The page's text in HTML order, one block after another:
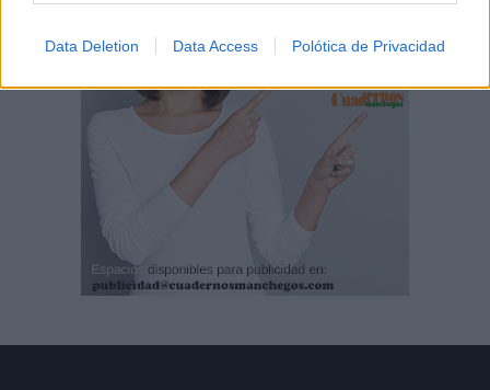
Data Deletion Data Access Polótica de Privacidad